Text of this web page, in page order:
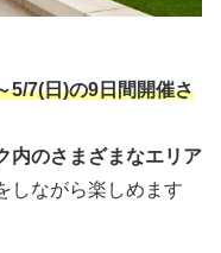
5/7(日)の9日間開催さ
内のさまざまなエリア
しながら楽しめます